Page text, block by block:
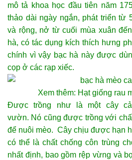
mô tả khoa học đầu tiên năm
thảo dài ngày ngắn, phát triển từ
và rộng, nở từ cuối mùa xuân
hà, có tác dụng kích thích hưng
chính vì vậy bạc hà này được
cọp ở các rạp xiếc.
Xem thêm: Hạt giống rau
Được trồng như là một cây
vườn. Nó cũng được trồng với
để nuôi mèo. Cây chịu được hạn
có thể là chất chống côn trùng
nhất định, bao gồm rệp vừng và